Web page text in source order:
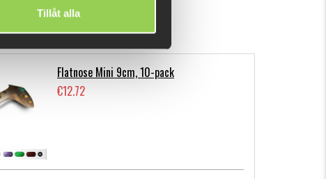
Tillåt alla
Flatnose Mini 9cm, 10-pack
€12.72